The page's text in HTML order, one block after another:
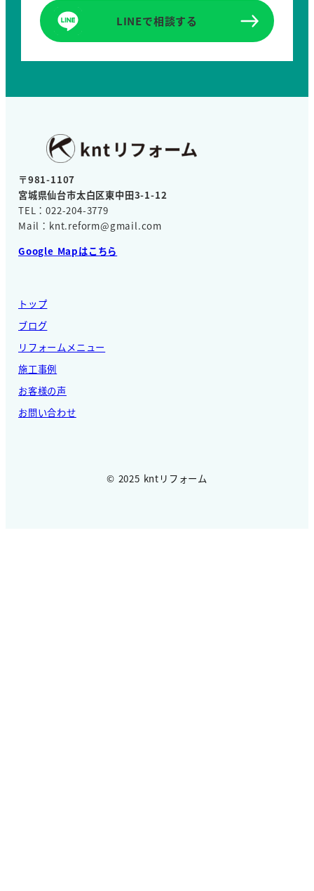
LINEで相談する
〒981-1107
宮城県仙台市太白区東中田3-1-12
TEL：022-204-3779
Mail：knt.reform@gmail.com
Google Mapはこちら
トップ
ブログ
リフォームメニュー
施工事例
お客様の声
お問い合わせ
© 2025 kntリフォーム